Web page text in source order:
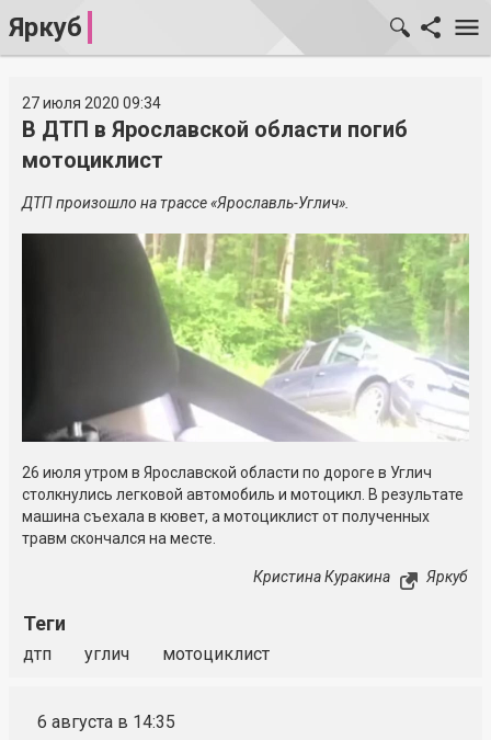
Яркуб
27 июля 2020 09:34
В ДТП в Ярославской области погиб
мотоциклист
ДТП произошло на трассе «Ярославль-Углич».
26 июля утром в Ярославской области по дороге в Углич
столкнулись легковой автомобиль и мотоцикл. В результате
машина съехала в кювет, а мотоциклист от полученных
травм скончался на месте.
Кристина Куракина Яркуб
Теги
дтп углич мотоциклист
6 августа в 14:35